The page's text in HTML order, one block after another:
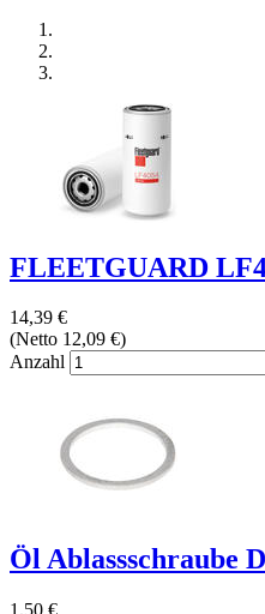
FLEETGUARD
14,39 €
(Netto 12,09 €)
Anzahl
Öl Ablassschraube